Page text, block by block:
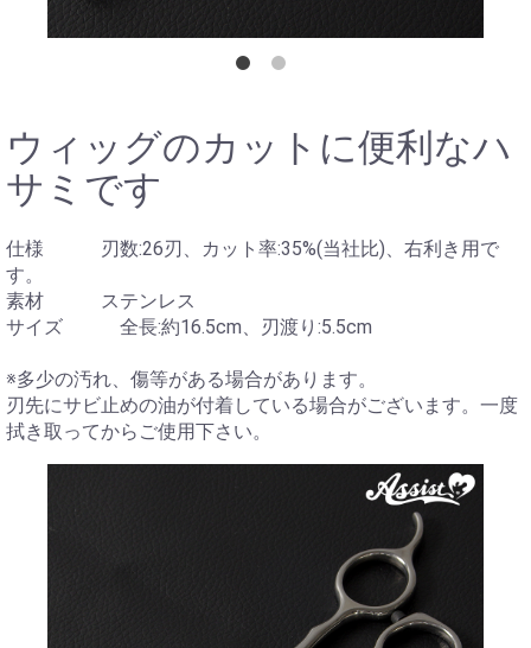
ウィッグのカットに便利なハ
サミです
仕様 刃数:26刃、カット率:35%(当社比)、右利き用で
す。
素材 ステンレス
サイズ 全長:約16.5cm、刃渡り:5.5cm
※多少の汚れ、傷等がある場合があります。
刃先にサビ止めの油が付着している場合がございます。一度
拭き取ってからご使用下さい。